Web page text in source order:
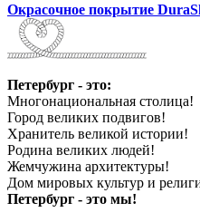
Окрасочное покрытие
Петербург - это:
Многонациональная столица!
Город великих подвигов!
Хранитель великой истории!
Родина великих людей!
Жемчужина архитектуры!
Дом мировых культур и
Петербург - это мы!